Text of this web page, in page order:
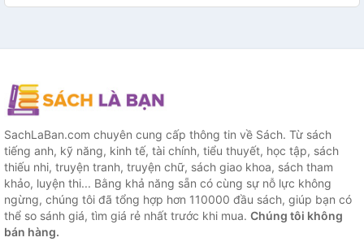
SachLaBan.com chuyên cung cấp thông tin về Sách. Từ sách
tiếng anh, kỹ năng, kinh tế, tài chính, tiểu thuyết, học tập, sách
thiếu nhi, truyện tranh, truyện chữ, sách giao khoa, sách tham
khảo, luyện thi... Bằng khả năng sẵn có cùng sự nỗ lực không
ngừng, chúng tôi đã tổng hợp hơn 110000 đầu sách, giúp bạn có
thể so sánh giá, tìm giá rẻ nhất trước khi mua. Chúng tôi không
bán hàng.